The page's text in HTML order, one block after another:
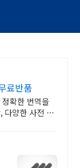
료반품
확한 번역을
다양한 사전 지